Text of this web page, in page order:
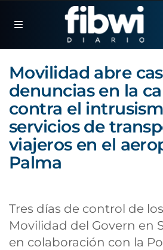
Movilidad abre
denuncias en la
contra el
servicios de
viajeros en el
Palma
Tres días de control de
Movilidad del Govern en
en colaboración con la